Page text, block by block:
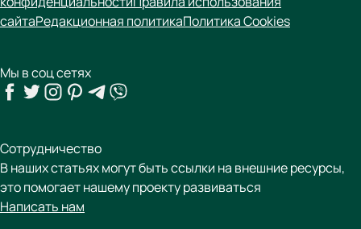
сайтаРедакционная политикаПолитика Cookies
Мы в соц сетях
Сотрудничество
В наших статьях могут быть ссылки на внешние ресурсы,
это помогает нашему проекту развиваться
Написать нам